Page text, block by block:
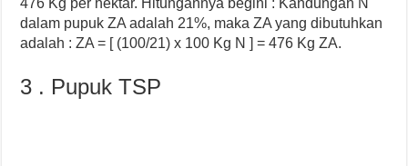
dalam pupuk ZA adalah 21%, maka ZA yang dibutuhkan
adalah : ZA = [ (100/21) x 100 Kg N ] = 476 Kg ZA.
3 . Pupuk TSP